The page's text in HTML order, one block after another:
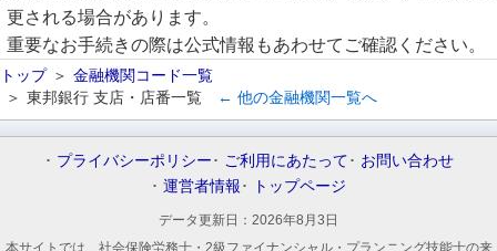
更される場合があります。
重要なお手続きの際は公式情報もあわせてご確認ください。
トップ
金融機関コード一覧
東邦銀行 支店・店番一覧
← 他の金融機関一覧へ
プライバシーポリシー ご利用にあたって
お問い合わせ
運営者情報
トップページ
データ更新日： 2026年8月3日
本サイトでは、社会保険労務士・2級ファイナンシャル・プランニング技能士の来